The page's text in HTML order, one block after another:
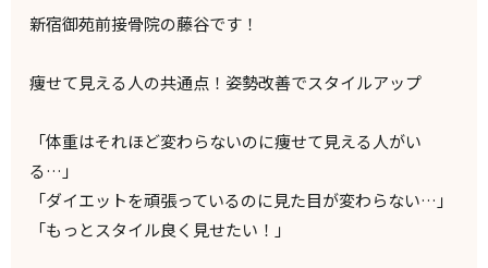
新宿御苑前接骨院の藤谷です！
痩せて見える人の共通点！姿勢改善でスタイルアップ
「体重はそれほど変わらないのに痩せて見える人がい
る…」
「ダイエットを頑張っているのに見た目が変わらない…」
「もっとスタイル良く見せたい！」